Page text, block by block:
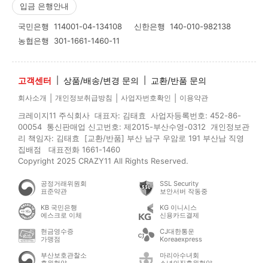
입금 은행안내
국민은행 114001-04-134108 신한은행 140-010-982138
농협은행 301-1661-1460-11
고객센터 상품/배송/변경 문의 교환/반품 문의
회사소개 개인정보취급방침 사업자번호확인 이용약관
크레이지11 주식회사 대표자: 김태효 사업자등록번호: 452-86-
00054 통신판매업 신고번호: 제2015-부산수영-0312 개인정보관
리 책임자: 김태효 [교환/반품] 부산 남구 우암로 191 부산남 직영
집배점 대표전화 1661-1460
Copyright 2025 CRAZY11 All Rights Reserved.
공정거래위원회
표준약관
SSL Security
보안서버 작동중
KB 국민은행
에스크로 이체
KG 이니시스
신용카드결제
현금영수증
가맹점
CJ대한통운
Koreaexpress
부산보호관찰소
마리아수녀회